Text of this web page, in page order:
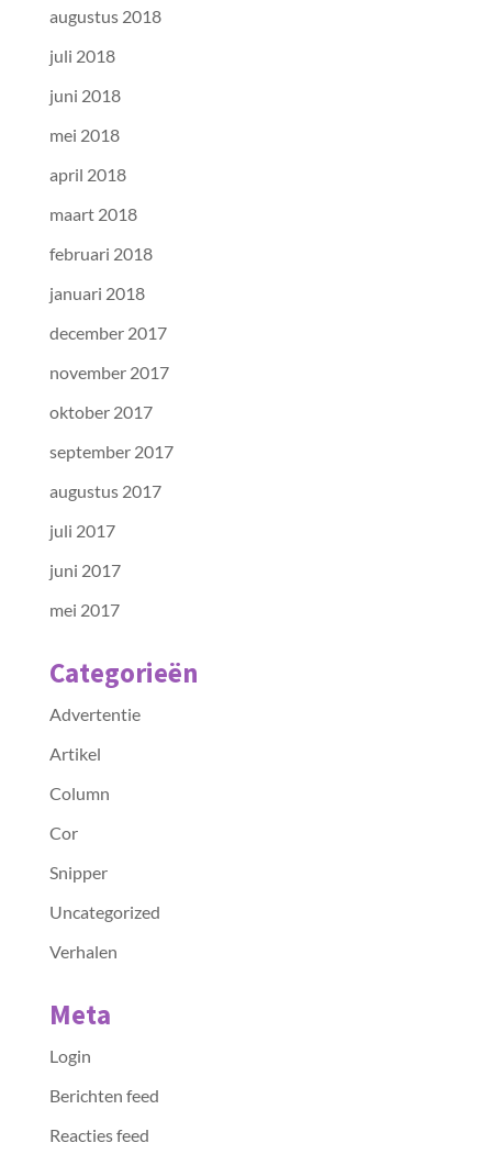
augustus 2018
juli 2018
juni 2018
mei 2018
april 2018
maart 2018
februari 2018
januari 2018
december 2017
november 2017
oktober 2017
september 2017
augustus 2017
juli 2017
juni 2017
mei 2017
Categorieën
Advertentie
Artikel
Column
Cor
Snipper
Uncategorized
Verhalen
Meta
Login
Berichten feed
Reacties feed